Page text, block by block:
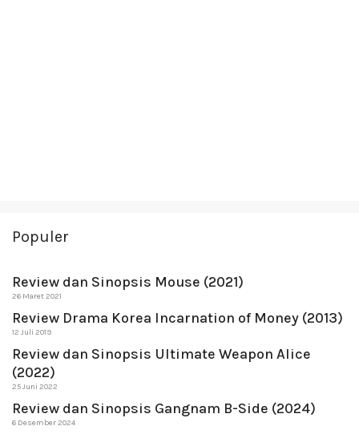
Populer
Review dan Sinopsis Mouse (2021)
26 Maret 2021
Review Drama Korea Incarnation of Money (2013)
12 Juli 2019
Review dan Sinopsis Ultimate Weapon Alice
(2022)
25 Juni 2022
Review dan Sinopsis Gangnam B-Side (2024)
6 Desember 2024